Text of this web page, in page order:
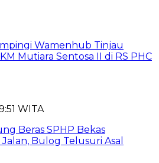
Wamenhub Tinjau
Mutiara Sentosa II di RS PHC
WITA
Beras SPHP Bekas
Bulog Telusuri Asal